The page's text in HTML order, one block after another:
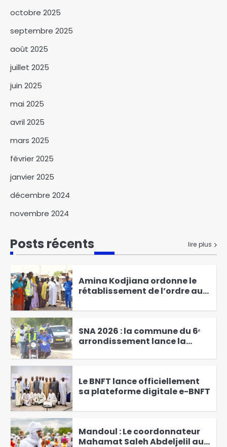
octobre 2025
septembre 2025
août 2025
juillet 2025
juin 2025
mai 2025
avril 2025
mars 2025
février 2025
janvier 2025
décembre 2024
novembre 2024
Posts récents lire plus
3
5
1
mobilisation générale à
Kodjiguila
2
Amina Kodjiana ordonne le
rétablissement de l’ordre au
marché central
3
SNA 2026 : la commune du 6ᵉ
arrondissement lance la
arbre »
4
Le BNFT lance officiellement
sa plateforme digitale e-BNFT
Mandoul : Le coordonnateur
Mahamat Saleh Abdeljelil au